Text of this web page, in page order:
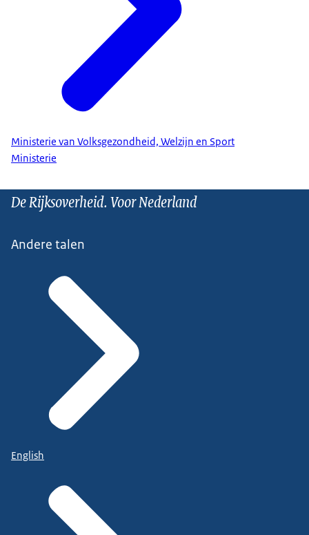
Ministerie van Volksgezondheid, Welzijn en Sport
Ministerie
De Rijksoverheid. Voor Nederland
Andere talen
English